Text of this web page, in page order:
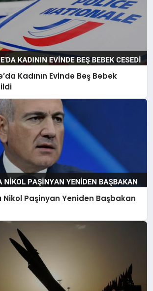
Kadının Evinde Beş Bebek
Nikol Paşinyan Yeniden Başbakan